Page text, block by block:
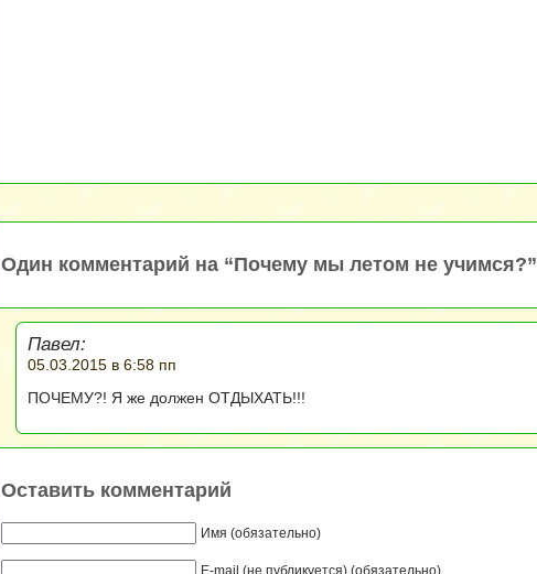
Один комментарий на “Почему мы летом не учимся?”
Павел:
05.03.2015 в 6:58 пп
ПОЧЕМУ?! Я же должен ОТДЫХАТЬ!!!
Оставить комментарий
Имя (обязательно)
E-mail (не публикуется) (обязательно)